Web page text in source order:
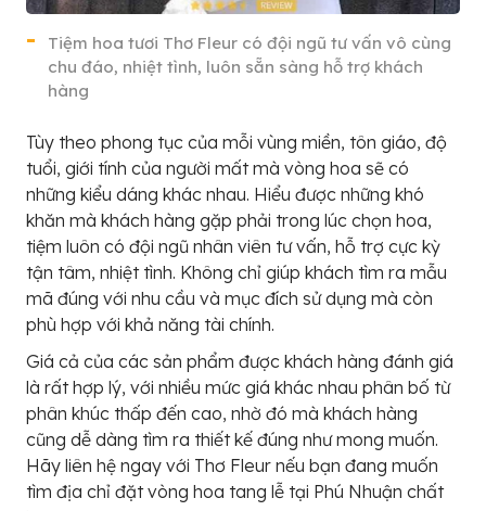
Tiệm hoa tươi Thơ Fleur có đội ngũ tư vấn vô cùng
chu đáo, nhiệt tình, luôn sẵn sàng hỗ trợ khách
hàng
Tùy theo phong tục của mỗi vùng miền, tôn giáo, độ
tuổi, giới tính của người mất mà vòng hoa sẽ có
những kiểu dáng khác nhau. Hiểu được những khó
khăn mà khách hàng gặp phải trong lúc chọn hoa,
tiệm luôn có đội ngũ nhân viên tư vấn, hỗ trợ cực kỳ
tận tâm, nhiệt tình. Không chỉ giúp khách tìm ra mẫu
mã đúng với nhu cầu và mục đích sử dụng mà còn
phù hợp với khả năng tài chính.
Giá cả của các sản phẩm được khách hàng đánh giá
là rất hợp lý, với nhiều mức giá khác nhau phân bố từ
phân khúc thấp đến cao, nhờ đó mà khách hàng
cũng dễ dàng tìm ra thiết kế đúng như mong muốn.
Hãy liên hệ ngay với Thơ Fleur nếu bạn đang muốn
tìm địa chỉ đặt vòng hoa tang lễ tại Phú Nhuận chất